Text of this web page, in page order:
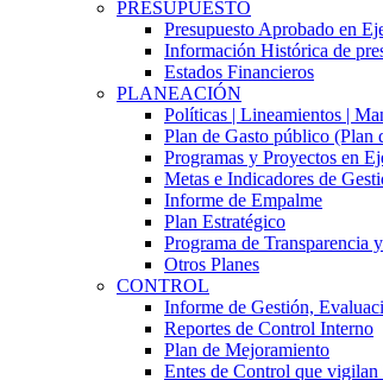
PRESUPUESTO
Presupuesto Aprobado en
Información Histórica de
Estados Financieros
PLANEACIÓN
Políticas | Lineamientos |
Plan de Gasto público (Plan
Programas y Proyectos en
Metas e Indicadores de
Informe de Empalme
Plan Estratégico
Programa de Transparencia
Otros Planes
CONTROL
Informe de Gestión,
Reportes de Control Interno
Plan de Mejoramiento
Entes de Control que